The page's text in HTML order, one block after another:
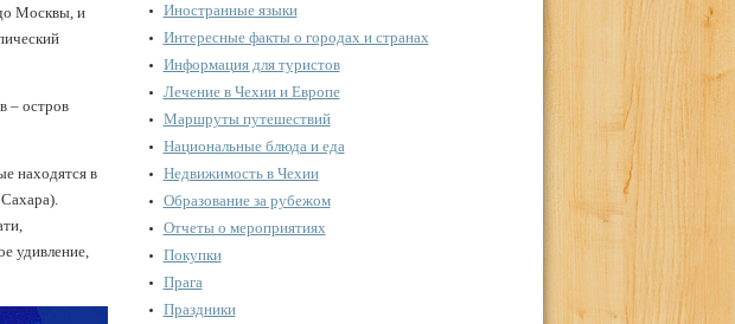
Москвы, и
– остров
находятся в
удивление,
Иностранные языки
Интересные факты о городах и странах
Информация для туристов
Лечение в Чехии и Европе
Маршруты путешествий
Национальные блюда и еда
Недвижимость в Чехии
Образование за рубежом
Отчеты о мероприятиях
Покупки
Прага
Праздники